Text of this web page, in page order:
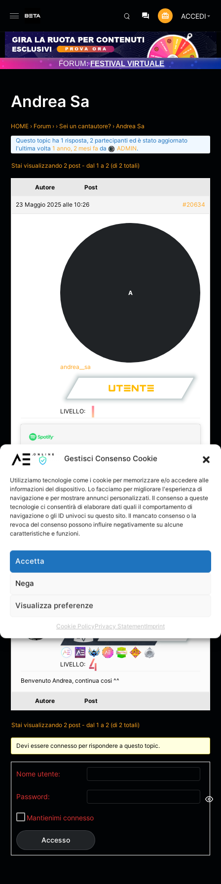
Gestisci Consenso Cookie
Utilizziamo tecnologie come i cookie per memorizzare e/o accedere alle
informazioni del dispositivo. Lo facciamo per migliorare l'esperienza di
navigazione e per mostrare annunci personalizzati. Il consenso a queste
tecnologie ci consentirà di elaborare dati quali il comportamento di
navigazione o gli ID univoci su questo sito. Il mancato consenso o la
revoca del consenso possono influire negativamente su alcune
caratteristiche e funzioni.
Accetta
Nega
Visualizza preferenze
Cookie PolicyPrivacy StatementImprint
ACCEDI
PROGRAMMATO 3/07/2025
FORUM:FESTIVAL VIRTUALE
Andrea Sa
HOME › Forum › › Sei un cantautore? › Andrea Sa
Questo topic ha 1 risposta, 2 partecipanti ed è stato aggiornato
l'ultima volta 1 anno, 2 mesi fa da ADMIN.
Stai visualizzando 2 post - dal 1 a 2 (di 2 totali)
Autore Post
23 Maggio 2025 alle 10:26 #20634
A
andrea__sa
LIVELLO:
Fai clic per accettare i cookie di marketing
e abilitare questo contenuto
Ciao a tutti! Sono Andrea Sa e da oggi è attivo il mio canale
Spotify! Date un ascolto e magari ditemi cosa ne pensate
LIVELLO:
Benvenuto Andrea, continua cosi ^^
Autore Post
Stai visualizzando 2 post - dal 1 a 2 (di 2 totali)
Devi essere connesso per rispondere a questo topic.
Nome utente:
Password:
Mantienimi connesso
Accesso